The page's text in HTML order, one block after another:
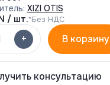
XIZI OTIS
/ шт.*Без НДС
+ В корзину
консультацию